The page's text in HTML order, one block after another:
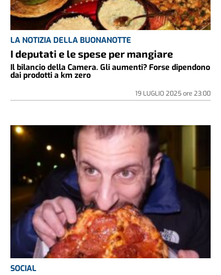
LA NOTIZIA DELLA BUONANOTTE
I deputati e le spese per mangiare
Il bilancio della Camera. Gli aumenti? Forse dipendono
dai prodotti a km zero
19 LUGLIO 2025ore 23:00
SOCIAL